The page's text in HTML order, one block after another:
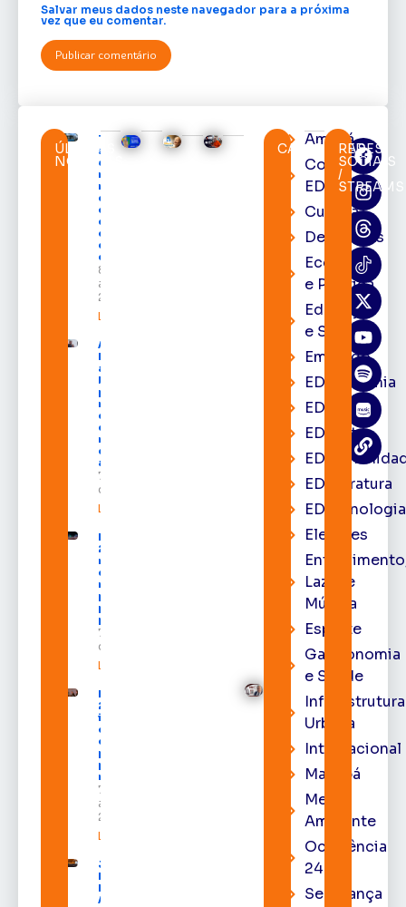
Salvar meus dados neste navegador para a próxima
vez que eu comentar.
ÚLTIMAS
NOTÍCIAS
TRE-AP
suspende
expediente
na sede e
nos
cartórios
eleitorais
de todo o
estado nos
dias 10 e 11
de agosto
8 de
agosto de
2026
Leia mais »
Acácio
Favacho
apresenta
balanço
parcial do
mandato
com mais
de R$ 668
milhões
destinados
ao Amapá
7 de agosto
de 2026
Leia mais »
Expofeira
2026 começa
neste sábado
com shows,
negócios e
programação
para todos os
públicos
7 de agosto
de 2026
Leia mais »
Expofeira
2026
impulsiona
economia
e aumenta
procura
por hotéis
na capital
7 de
agosto de
2026
Leia mais »
Juiz
Diego
Moura de
Araújo
CATEGORIAS
Amapá
Cortes
EDcast
Cultura
Destaques
Economia
e Política
Educação
e Saúde
Emprego
EDacademia
EDbrasília
EDcast
EDliteratura
EDtecnologia
Eleições
Lazer e
Música
Esporte
Gastronomia
e Saúde
Infraestrutura
Urbana
Internacional
Macapá
Meio
Ambiente
Ocorrência
24h
Segurança
REDES
SOCIAIS
/
STREAMS